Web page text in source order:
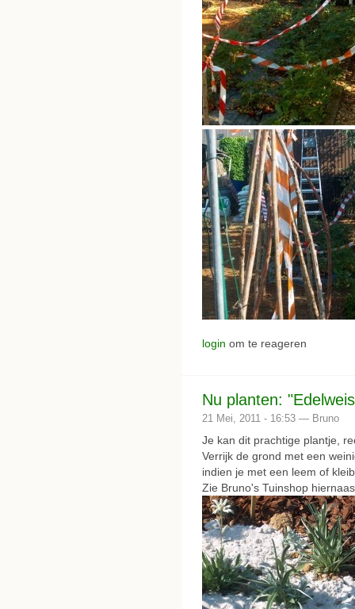
login om te reageren
Nu planten:
21 Mei, 2011 - 16:53 — Bruno
Je kan dit prachtige plantje,
Verrijk de grond met een
indien je met een leem of
Zie Bruno's Tuinshop